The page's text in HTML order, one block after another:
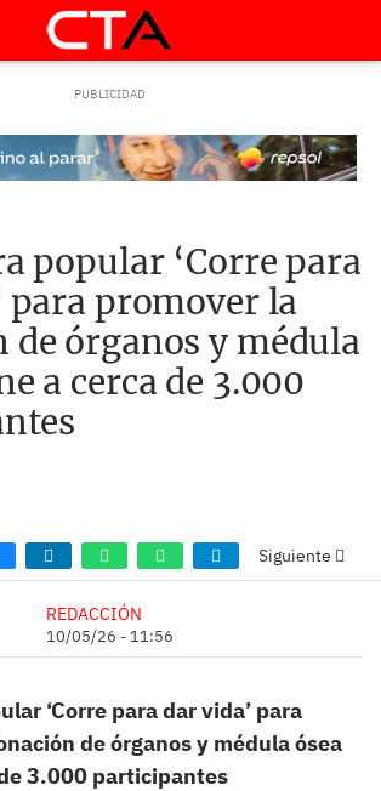
popular ‘Corre para
para promover la
de órganos y médula
a cerca de 3.000
Siguiente
REDACCIÓN
10/05/26 - 11:56
‘Corre para dar vida’ para
de órganos y médula ósea
3.000 participantes